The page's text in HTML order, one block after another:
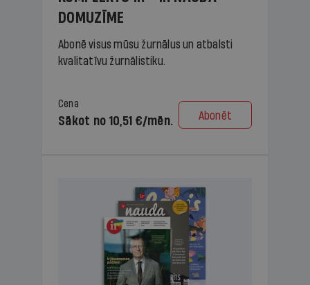
DOMUZĪME
Abonē visus mūsu žurnālus un atbalsti
kvalitatīvu žurnālistiku.
Cena
Sākot no 10,51 €/mēn. Abonēt